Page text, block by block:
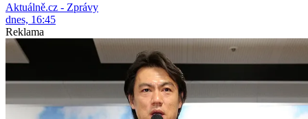
Aktuálně.cz - Zprávy
dnes, 16:45
Reklama